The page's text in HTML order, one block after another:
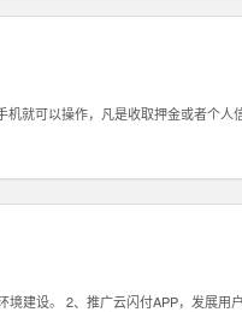
就可以操作，凡是收取押金或者个人
建设。 2、推广云闪付APP，发展用